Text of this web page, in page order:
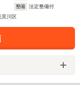
整備
法定整備付
見川区